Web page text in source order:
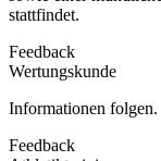
stattfindet.
Feedback
Wertungskunde
Informationen folgen.
Feedback